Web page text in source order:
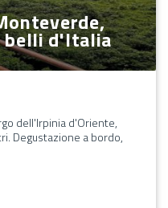
belli d'Italia
dell'Irpinia d'Oriente,
Degustazione a bordo,